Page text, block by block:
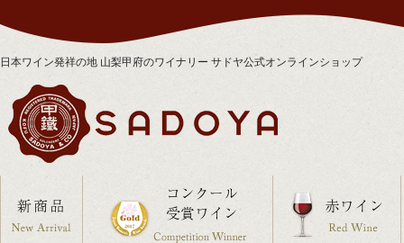
日本ワイン発祥の地 山梨甲府のワイナリー サドヤ公式オンラインショップ